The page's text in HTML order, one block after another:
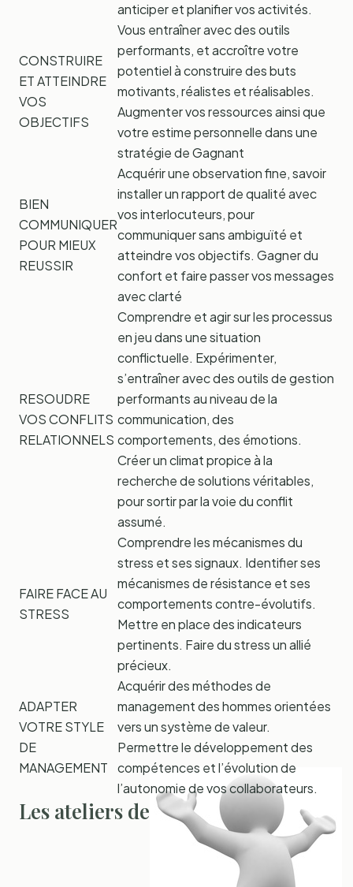
anticiper et planifier vos activités.
CONSTRUIRE
ET ATTEINDRE
VOS
OBJECTIFS
Vous entraîner avec des outils
performants, et accroître votre
potentiel à construire des buts
motivants, réalistes et réalisables.
Augmenter vos ressources ainsi que
votre estime personnelle dans une
stratégie de Gagnant
BIEN
COMMUNIQUER
POUR MIEUX
REUSSIR
Acquérir une observation fine, savoir
installer un rapport de qualité avec
vos interlocuteurs, pour
communiquer sans ambiguïté et
atteindre vos objectifs. Gagner du
confort et faire passer vos messages
avec clarté
RESOUDRE
VOS CONFLITS
RELATIONNELS
Comprendre et agir sur les processus
en jeu dans une situation
conflictuelle. Expérimenter,
s’entraîner avec des outils de gestion
performants au niveau de la
communication, des
comportements, des émotions.
Créer un climat propice à la
recherche de solutions véritables,
pour sortir par la voie du conflit
assumé.
FAIRE FACE AU
STRESS
Comprendre les mécanismes du
stress et ses signaux. Identifier ses
mécanismes de résistance et ses
comportements contre-évolutifs.
Mettre en place des indicateurs
pertinents. Faire du stress un allié
précieux.
ADAPTER
VOTRE STYLE
DE
MANAGEMENT
Acquérir des méthodes de
management des hommes orientées
vers un système de valeur.
Permettre le développement des
compétences et l’évolution de
l’autonomie de vos collaborateurs.
Les ateliers de